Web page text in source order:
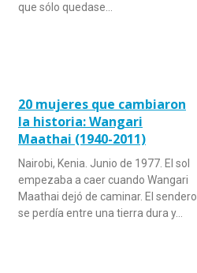
que sólo quedase…
20 mujeres que cambiaron
la historia: Wangari
Maathai (1940-2011)
Nairobi, Kenia. Junio de 1977. El sol
empezaba a caer cuando Wangari
Maathai dejó de caminar. El sendero
se perdía entre una tierra dura y…